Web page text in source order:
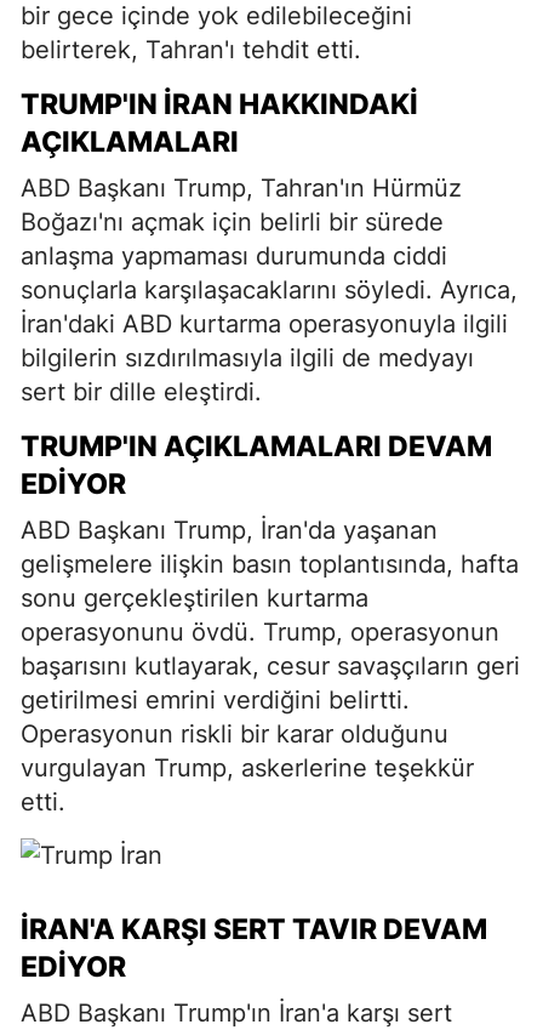
bir gece içinde yok edilebileceğini
belirterek, Tahran'ı tehdit etti.
TRUMP'IN İRAN HAKKINDAKI
AÇIKLAMALARI
ABD Başkanı Trump, Tahran'ın Hürmüz
Boğazı'nı açmak için belirli bir sürede
anlaşma yapmaması durumunda ciddi
sonuçlarla karşılaşacaklarını söyledi. Ayrıca,
İran'daki ABD kurtarma operasyonuyla ilgili
bilgilerin sızdırılmasıyla ilgili de medyayı
sert bir dille eleştirdi.
TRUMP'IN AÇIKLAMALARI DEVAM
EDIYOR
ABD Başkanı Trump, İran'da yaşanan
gelişmelere ilişkin basın toplantısında, hafta
sonu gerçekleştirilen kurtarma
operasyonunu övdü. Trump, operasyonun
başarısını kutlayarak, cesur savaşçıların geri
getirilmesi emrini verdiğini belirtti.
Operasyonun riskli bir karar olduğunu
vurgulayan Trump, askerlerine teşekkür
etti.
İRAN'A KARŞI SERT TAVIR DEVAM
EDIYOR
ABD Başkanı Trump'ın İran'a karşı sert